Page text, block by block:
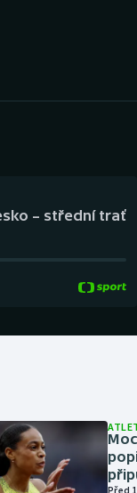
– střední trať
Před